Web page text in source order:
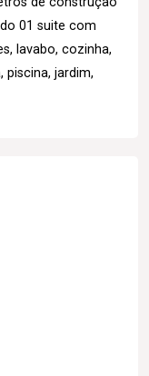
01 suite com
lavabo, cozinha,
piscina, jardim,